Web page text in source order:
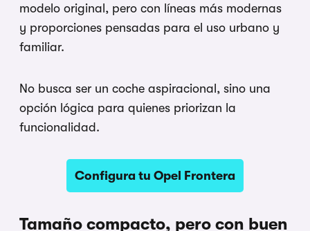
modelo original, pero con líneas más modernas
y proporciones pensadas para el uso urbano y
familiar.
No busca ser un coche aspiracional, sino una
opción lógica para quienes priorizan la
funcionalidad.
Configura tu Opel Frontera
Tamaño compacto, pero con buen